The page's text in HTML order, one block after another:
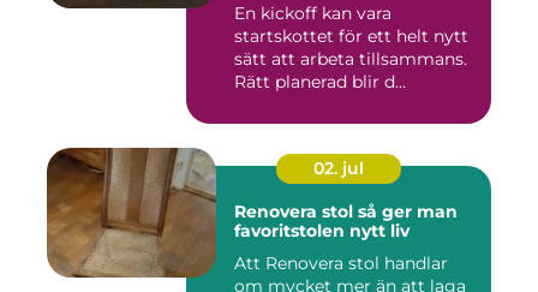
En kickoff kan vara
startskottet för ett helt nytt
sätt att arbeta tillsammans.
Rätt planerad blir d...
02. jul
Renovera stol så ger man
favoritstolen nytt liv
Att Renovera stol handlar
om mycket mer än att laga